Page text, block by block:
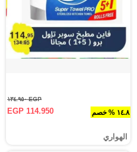
١٤.٨ % خصم
EGP ١٣٤.٩٥٠
EGP 114.950
الهواري